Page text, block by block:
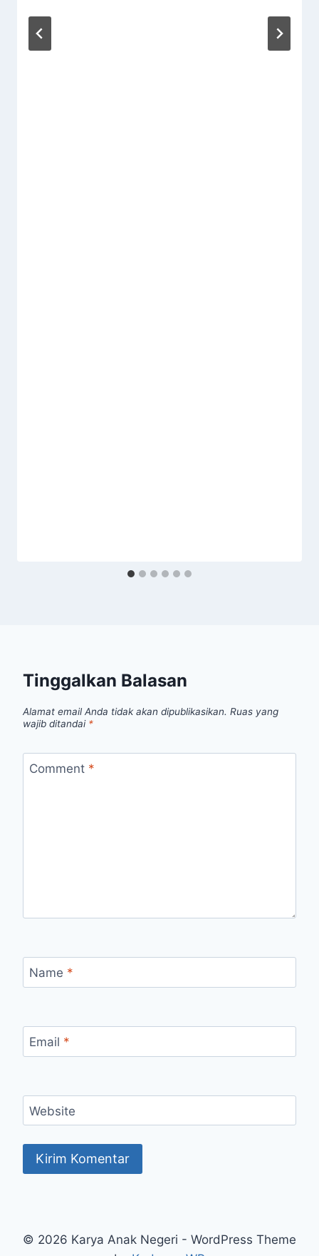
Tinggalkan Balasan
Alamat email Anda tidak akan dipublikasikan. Ruas yang
wajib ditandai *
Comment *
Name *
Email *
Website
© 2026 Karya Anak Negeri - WordPress Theme